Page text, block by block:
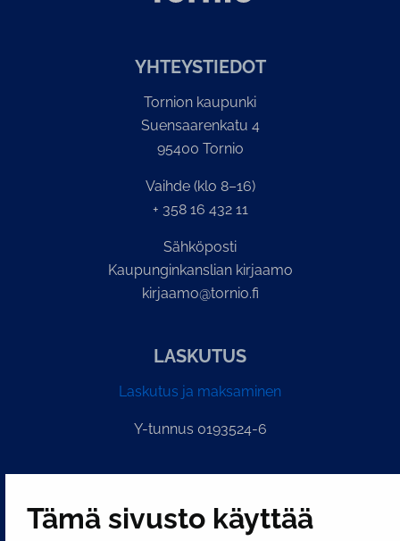
Tämä sivusto käyttää
YH­TEYS­TIE­DOT
Tornion kaupunki
Suensaarenkatu 4
95400 Tornio
Vaihde (klo 8–16)
+ 358 16 432 11
Sähköposti
Kaupunginkanslian kirjaamo
kirjaamo@tornio.fi
LASKUTUS
Laskutus ja maksaminen
Y-tunnus 0193524-6